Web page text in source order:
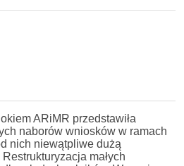
ARiMR przedstawiła
naborów wniosków w ramach
nich niewątpliwe dużą
małych